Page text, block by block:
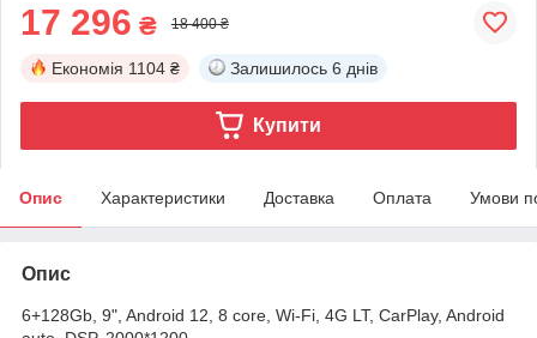
17 296 ₴ 18 400 ₴
Економія 1104 ₴ Залишилось 6 днів
Купити
Опис Характеристики Доставка Оплата Умови
Опис
6+128Gb, 9", Android 12, 8 core, Wi-Fi, 4G LT, CarPlay, Android